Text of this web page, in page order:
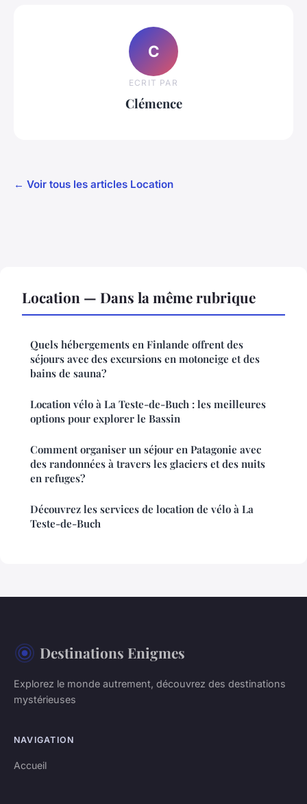
C
ECRIT PAR
Clémence
← Voir tous les articles Location
Location — Dans la même rubrique
Quels hébergements en Finlande offrent des
séjours avec des excursions en motoneige et des
bains de sauna?
Location vélo à La Teste-de-Buch : les meilleures
options pour explorer le Bassin
Comment organiser un séjour en Patagonie avec
des randonnées à travers les glaciers et des nuits
en refuges?
Découvrez les services de location de vélo à La
Teste-de-Buch
Destinations Enigmes
Explorez le monde autrement, découvrez des destinations
mystérieuses
NAVIGATION
Accueil